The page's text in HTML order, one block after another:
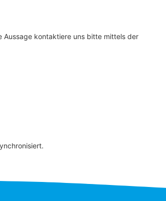
Aussage kontaktiere uns bitte mittels der